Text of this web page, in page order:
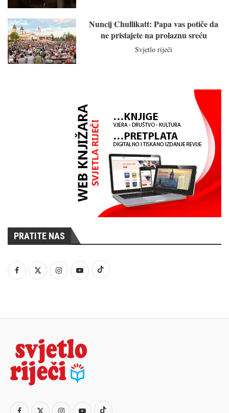
Nuncij Chullikatt: Papa vas potiče da
ne pristajete na prolaznu sreću
Svjetlo riječi
PRATITE NAS